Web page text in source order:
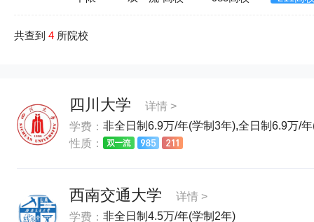
共查到 4 所院校
四川大学
详情 >
学费： 非全日制6.9万/年(学制3年),全日制6.9万/
性质：
西南交通大学
详情 >
学费： 非全日制4.5万/年(学制2年)